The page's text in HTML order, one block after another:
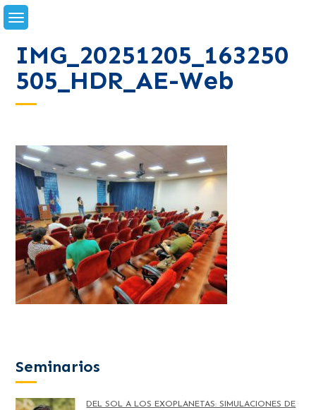
Skip
to
IMG_20251205_163250
505_HDR_AE-Web
Seminarios
DEL SOL A LOS EXOPLANETAS: SIMULACIONES DE